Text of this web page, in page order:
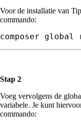
Voor de installatie van
commando:
Stap 2
Voeg vervolgens de
variabele. Je kunt
commando: